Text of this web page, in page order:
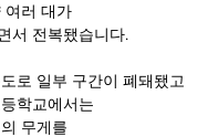
여러 대가
서 전복됐습니다.
로 일부 구간이 폐돼됐고
학교에서는
무게를